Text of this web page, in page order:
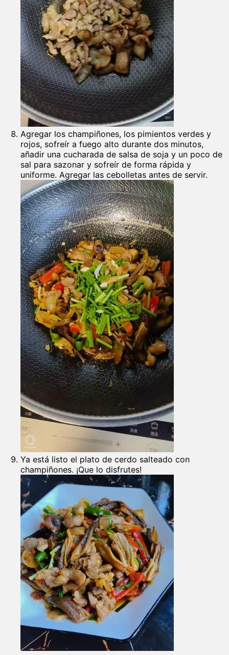
Agregar los champiñones, los pimientos verdes y
rojos, sofreír a fuego alto durante dos minutos,
añadir una cucharada de salsa de soja y un poco de
sal para sazonar y sofreír de forma rápida y
uniforme. Agregar las cebolletas antes de servir.
Ya está listo el plato de cerdo salteado con
champiñones. ¡Que lo disfrutes!